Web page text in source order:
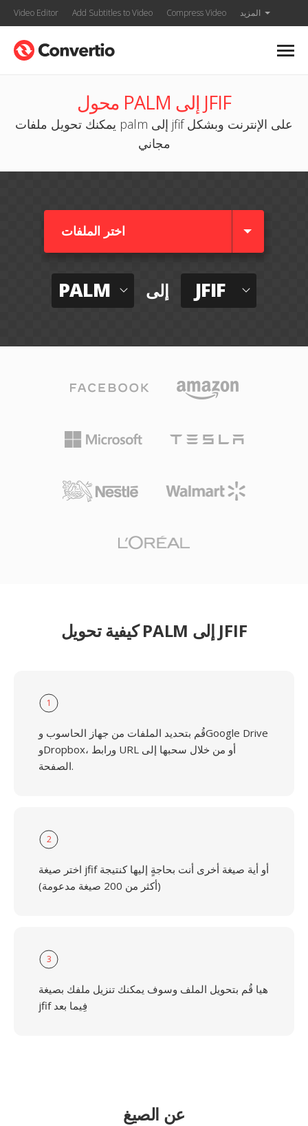
Video Editor Add Subtitles to Video Compress Video المزيد
محول PALM إلى JFIF
يمكنك تحويل ملفات palm إلى jfif على الإنترنت وبشكل
مجاني
اختر الملفات
PALM إلى JFIF
كيفية تحويل PALM إلى JFIF
1
قُم بتحديد الملفات من جهاز الحاسوب وGoogle Drive
وDropbox، ورابط URL أو من خلال سحبها إلى
الصفحة.
2
اختر صيغة jfif أو أية صيغة أخرى أنت بحاجةٍ إليها كنتيجة
(أكثر من 200 صيغة مدعومة)
3
هيا قُم بتحويل الملف وسوف يمكنك تنزيل ملفك بصيغة
jfif فِيما بعد
عن الصيغ